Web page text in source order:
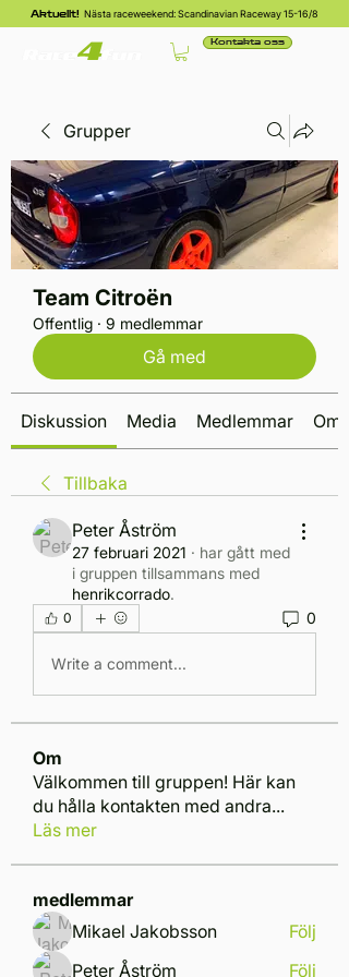
Aktuellt! Nästa raceweekend: Scandinavian Raceway 15-16/8
Kontakta oss
Grupper
Team Citroën
Offentlig · 9 medlemmar
Gå med
Diskussion Media Medlemmar Om
Tillbaka
Peter Åström
27 februari 2021 · har gått med
i gruppen tillsammans med
henrikcorrado.
0 0
Write a comment...
Om
Välkommen till gruppen! Här kan
du hålla kontakten med andra...
Läs mer
medlemmar
Mikael Jakobsson
Följ
Peter Åström
Följ